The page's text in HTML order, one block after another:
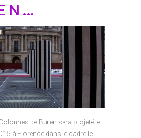
Colonnes de Buren sera projeté le
à Florence dans le cadre le